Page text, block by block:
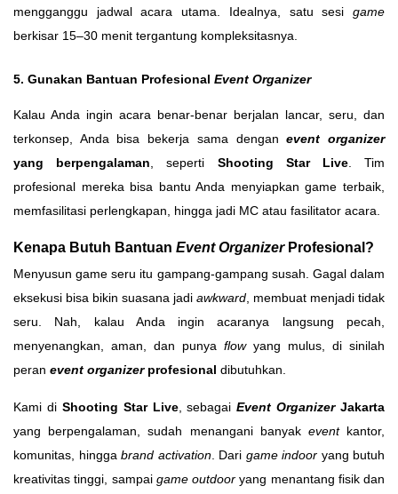
mengganggu jadwal acara utama. Idealnya, satu sesi game
berkisar 15–30 menit tergantung kompleksitasnya.
5. Gunakan Bantuan Profesional Event Organizer
Kalau Anda ingin acara benar-benar berjalan lancar, seru, dan
terkonsep, Anda bisa bekerja sama denganevent organizer
yang berpengalaman , seperti Shooting Star Live. Tim
profesional mereka bisa bantu Anda menyiapkan game terbaik,
memfasilitasi perlengkapan, hingga jadi MC atau fasilitator acara.
Kenapa Butuh Bantuan Event OrganizerProfesional?
Menyusun game seru itu gampang-gampang susah. Gagal dalam
eksekusi bisa bikin suasana jadi awkward , membuat menjadi tidak
seru. Nah, kalau Anda ingin acaranya langsung pecah,
menyenangkan, aman, dan punya flowyang mulus, di sinilah
peran event organizerprofesional dibutuhkan.
Kami di Shooting Star Live, sebagaiEvent OrganizerJakarta
yang berpengalaman, sudah menangani banyak eventkantor,
komunitas, hingga brand activation. Dari game indoor yang butuh
kreativitas tinggi, sampai game outdoor yang menantang fisik dan